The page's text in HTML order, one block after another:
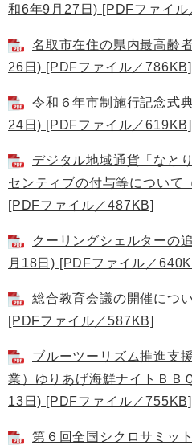
和6年9月27日) [PDFファイル
名取市在住の県内最高齢
26日) [PDFファイル／786KB]
令和６年市制施行記念式
24日) [PDFファイル／619KB]
デジタル地域通貨「なと
センティブの付与等について
[PDFファイル／487KB]
クーリングシェルターの
月18日) [PDFファイル／
総合教育会議の開催につ
[PDFファイル／587KB]
ブルーツーリズム推進支
業）ゆりあげ海鮮ナイトＢＢ
13日) [PDFファイル／755KB]
第６回全国シクロサミッ